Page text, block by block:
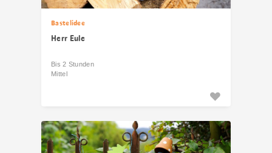
Bastelidee
Herr Eule
Bis 2 Stunden
Mittel